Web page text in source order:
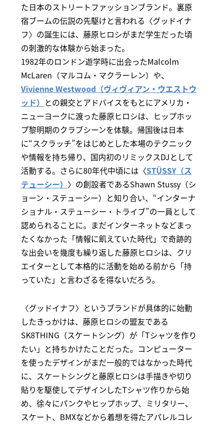
た日本のストリートファッションブランド。裏原
宿ブームの伝説の先駆けと言われる〈グッドイナ
フ〉の誕生には、藤原ヒロシがまだ学生だった頃
の刺激的な体験から始まった。
1982年のロンドン遊学時に出会ったMalcolm
McLaren（マルコム・マクラーレン）や、
Vivienne Westwood（ヴィヴィアン・ウエストウ
ッド） との親交とアドバイスをもとにアメリカ・
ニューヨークに渡った藤原ヒロシは、ヒップホッ
プ黎明期のクラブシーンを体験。帰国後は日本
に“スクラッチ”をはじめとした本場のテクニック
や情報を持ち帰り、国内初のリミックスDJとして
活動する。さらに80年代中頃には〈STÜSSY（ス
テューシー） 〉の創設者であるShawn Stussy（シ
ョーン・ステューシー）と知り合い、“インターナ
ショナル・ステューシー・トライブ”の一員として
認められることに。まだインターネットなどまっ
たくなかった「情報に飢えていた時代」で奇跡的
な出会いを幾度も繰り返した藤原ヒロシは、クリ
エイターとして本格的に活動を始める前から「持
っていた」と言わざるを得ないだろう。
〈グッドイナフ〉というブランドが具体的に始動
したきっかけは、藤原ヒロシの盟友である
SK8THING（スケートシング）が「Tシャツを作り
たい」と持ちかけたことだった。コンピューター
を使ったデザインがまだ一般的ではなかった時代
に、スケートシングと藤原ヒロシは手描きや切り
貼りを駆使してデザインしたTシャツ作りから始
め、徐々にパンクやヒップホップ、ミリタリー、
スケート、BMXなどから着想を得たアパレルコレ